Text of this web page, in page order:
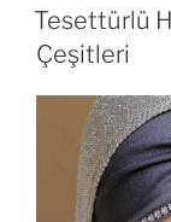
TARIHI
Tesettürlü
Çeşitleri